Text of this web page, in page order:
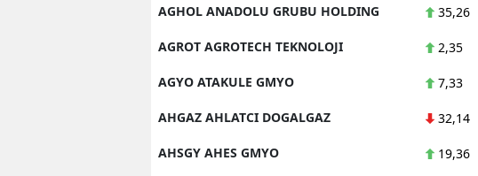
AGHOL ANADOLU GRUBU HOLDING 35,26
AGROT AGROTECH TEKNOLOJI 2,35
AGYO ATAKULE GMYO 7,33
AHGAZ AHLATCI DOGALGAZ 32,14
AHSGY AHES GMYO 19,36